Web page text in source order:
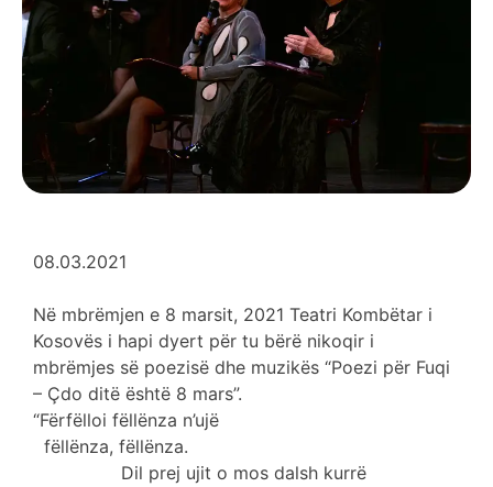
08.03.2021
Në mbrëmjen e 8 marsit, 2021 Teatri Kombëtar i
Kosovës i hapi dyert për tu bërë nikoqir i
mbrëmjes së poezisë dhe muzikës “Poezi për Fuqi
– Çdo ditë është 8 mars”.
“Fërfëlloi fëllënza n’ujë
fëllënza, fëllënza.
Dil prej ujit o mos dalsh kurrë